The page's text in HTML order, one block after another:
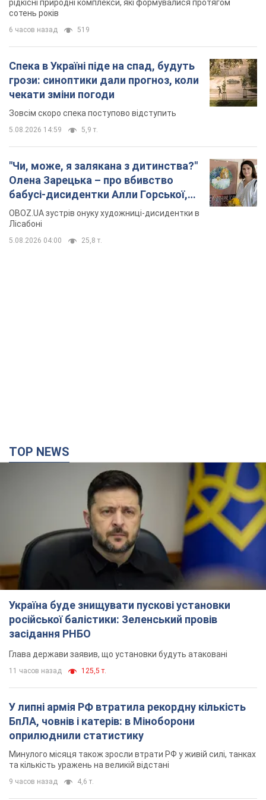
Португалію з 5 дітьми
Лісабоні
5.08.2026 04:00 25,8 т.
TOP NEWS
11 часов назад
У липні армія РФ втратила рекордну кількість
БпЛА, човнів і катерів: в Міноборони
оприлюднили статистику
Минулого місяця також зросли втрати РФ у живій силі, танках
та кількість уражень на великій відстані
9 часов назад
"Потрібні швидкі та нестандартні підходи":
Корецький пообіцяв надати бізнесу
пріоритетний доступ до наявних складських
Так чи так, бізнес після обстрілів отримає підтримку
5 часов назад 924